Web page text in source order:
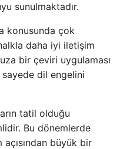
sunulmaktadır.
konusunda çok
daha iyi iletişim
bir çeviri uygulaması
sayede dil engelini
tatil olduğu
Bu dönemlerde
büyük bir